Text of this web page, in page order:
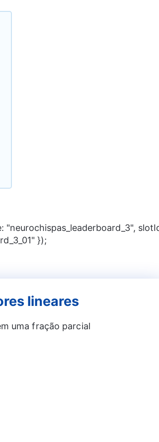
});
lineares
uma fração parcial